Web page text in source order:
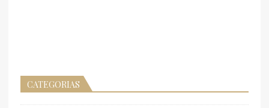
CATEGORIAS